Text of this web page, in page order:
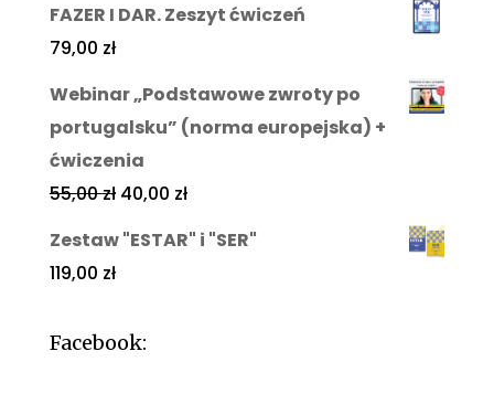
FAZER I DAR. Zeszyt ćwiczeń
79,00 zł
Webinar „Podstawowe zwroty po
portugalsku” (norma europejska) +
ćwiczenia
55,00zł 40,00 zł
Zestaw "ESTAR" i "SER"
119,00 zł
Facebook: